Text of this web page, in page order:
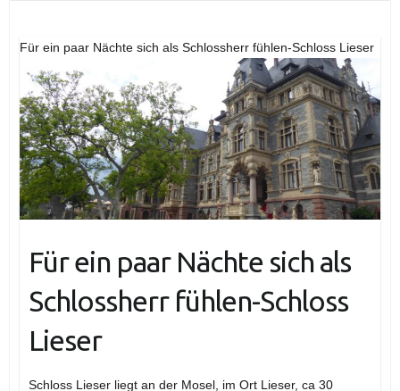
Für ein paar Nächte sich als Schlossherr fühlen-Schloss Lieser
Für ein paar Nächte sich als
Schlossherr fühlen-Schloss
Lieser
Schloss Lieser liegt an der Mosel, im Ort Lieser, ca 30